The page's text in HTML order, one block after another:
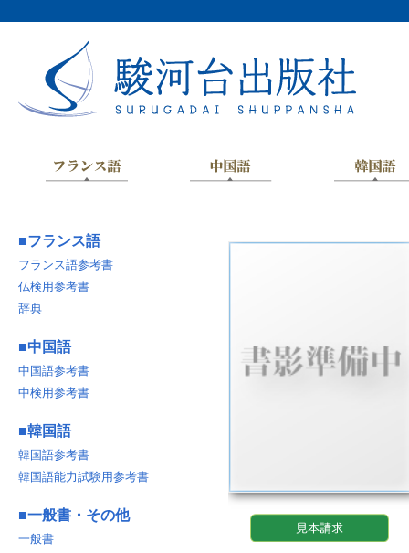
■フランス語
フランス語参考書
仏検用参考書
辞典
■中国語
中国語参考書
中検用参考書
■韓国語
韓国語参考書
韓国語能力試験用参考書
■一般書・その他
一般書